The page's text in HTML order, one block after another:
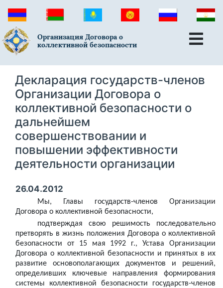
Организация Договора о
коллективной безопасности
Декларация государств-членов
Организации Договора о
коллективной безопасности о
дальнейшем
совершенствовании и
повышении эффективности
деятельности организации
26.04.2012
Мы, Главы государств-членов Организации
Договора о коллективной безопасности,
подтверждая свою решимость последовательно
претворять в жизнь положения Договора о коллективной
безопасности от 15 мая 1992 г., Устава Организации
Договора о коллективной безопасности и принятых в их
развитие основополагающих документов и решений,
определивших ключевые направления формирования
системы коллективной безопасности государств-членов